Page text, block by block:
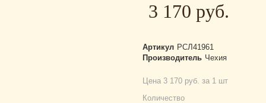
3 170 руб.
Артикул РСЛ41961
Производитель Чехия
Цена 3 170 руб. за 1 шт
Количество